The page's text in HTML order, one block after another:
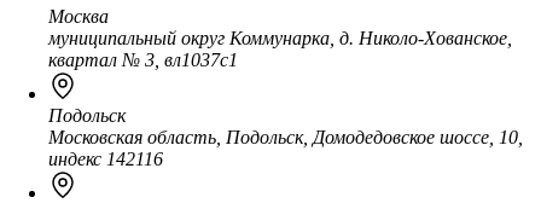
Москва
муниципальный округ Коммунарка, д. Николо-Хованское,
квартал № 3, вл1037с1
Подольск
Московская область, Подольск, Домодедовское шоссе, 10,
индекс 142116